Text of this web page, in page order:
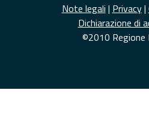
Note legali | Privacy|
Dichiarazione di
©2010 Regione